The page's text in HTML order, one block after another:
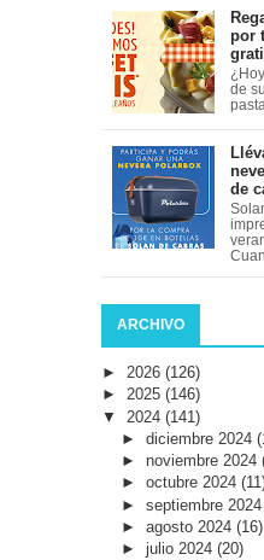
por
de
de
ARCHIVO
► 2026 (126)
► 2025 (146)
▼ 2024 (141)
► diciembre 2024
► noviembre 2024
► octubre 2024
► septiembre 2024
► agosto 2024 (16)
► julio 2024 (20)